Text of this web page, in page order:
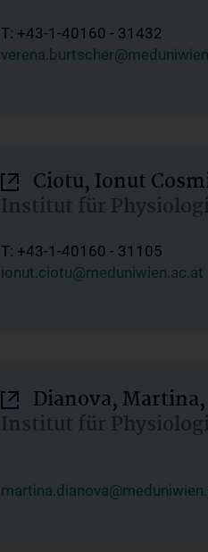
T: +43-1-40160 - 31432
Ciotu, Ionut
Institut für
T: +43-1-40160 - 31105
ionut.ciotu@meduniwien.ac.at
Dianova, Martina,
Institut für